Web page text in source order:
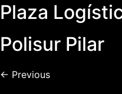
Plaza
Polisur Pilar
← Previous